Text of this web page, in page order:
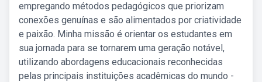
empregando métodos pedagógicos que priorizam
conexões genuínas e são alimentados por criatividade
e paixão. Minha missão é orientar os estudantes em
sua jornada para se tornarem uma geração notável,
utilizando abordagens educacionais reconhecidas
pelas principais instituições acadêmicas do mundo -